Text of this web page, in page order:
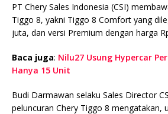
PT Chery Sales Indonesia (CSI)
Tiggo 8, yakni Tiggo 8 Comfort yang
juta, dan versi Premium dengan harga
Baca juga: Nilu27 Usung Hypercar
Hanya 15 Unit
Budi Darmawan selaku Sales Director
peluncuran Chery Tiggo 8 mengatakan,